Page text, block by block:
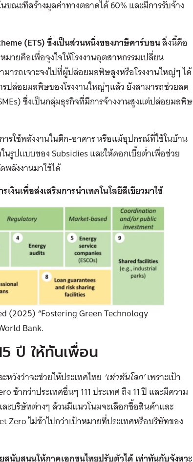
ณะที่สร้างมูลค่าทางตลาดได้ 60% และมีการรับจ้าง
(ETS) ซึ่งเป็นส่วนหนึ่งของภาษีคาร์บอนสิ่งนี้คือ
ายคือเพื่อจูงใจให้โรงงานอุตสาหกรรมเปลี่ยน
ารถเจาะจงไปที่ผู้ปล่อยมลพิษสูงหรือโรงงานใหญ่ๆ ได้
ปล่อยมลพิษของโรงงานใหญ่ๆแล้ว ยังสามารถช่วยลด
ซึ่งเป็นกลุ่มธุรกิจที่มีการจ้างงานสูงแต่ปล่อยมลพิษ
รใช้พลังงานในตึก-อาคาร หรือแม้อุปกรณ์ที่ใช้ในบ้าน
รูปแบบของ Subsidies และให้ดอกเบี้ยต่ำเพื่อช่วย
พลังงานมาใช้ได้
งินเพื่อส่งเสริมการนำเทคโนโลยีสีเขียวมาใช้
(2025) “Fostering Green Technology
Bank.
ปี ให้ทันเพื่อน
วังว่าจะช่วยให้ประเทศไทย ‘เท่าทันโลก’เพราะเป้า
ช้ากว่าประเทศอื่นๆ 111 ประเทศ ถึง 11 ปี และมีความ
ละบริษัทต่างๆ ล้วนมีแนวโนมจะเลือกซื้อสินค้าและ
Zero ไม่ช้าไปกว่าเป้าหมายที่ประเทศหรือบริษัทของ
สนับสนุนให้ภาคเอกชนไทยปรับตัวได้ เท่าทันกับจังหวะ